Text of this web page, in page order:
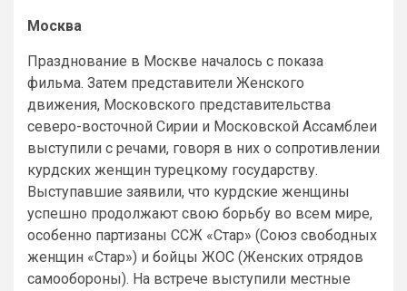
Москва
Празднование в Москве началось с показа
фильма. Затем представители Женского
движения, Московского представительства
северо-восточной Сирии и Московской Ассамблеи
выступили с речами, говоря в них о сопротивлении
курдских женщин турецкому государству.
Выступавшие заявили, что курдские женщины
успешно продолжают свою борьбу во всем мире,
особенно партизаны ССЖ «Стар» (Союз свободных
женщин «Стар») и бойцы ЖОС (Женских отрядов
самообороны). На встрече выступили местные